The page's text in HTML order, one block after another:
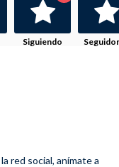
Siguiendo
red social, anímate a